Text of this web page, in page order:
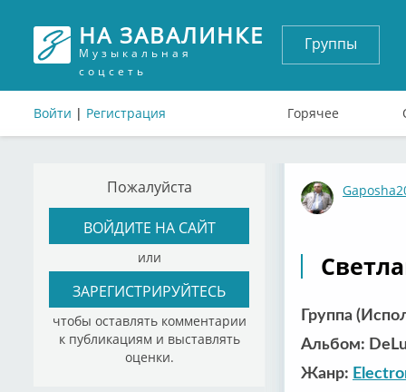
НА ЗАВАЛИНКЕ
Музыкальная
соцсеть
Войти | Регистрация
Группы
Горячее
Пожалуйста
ВОЙДИТЕ НА САЙТ
или
ЗАРЕГИСТРИРУЙТЕСЬ
чтобы оставлять комментарии
к публикациям и выставлять
оценки.
Группа
Альбом:
Жанр: